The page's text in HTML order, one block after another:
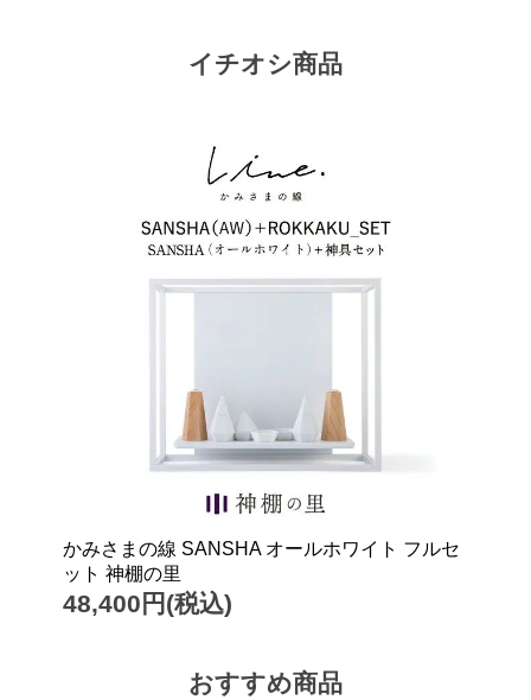
イチオシ商品
かみさまの線 SANSHA オールホワイト フルセ
ット 神棚の里
48,400円(税込)
おすすめ商品